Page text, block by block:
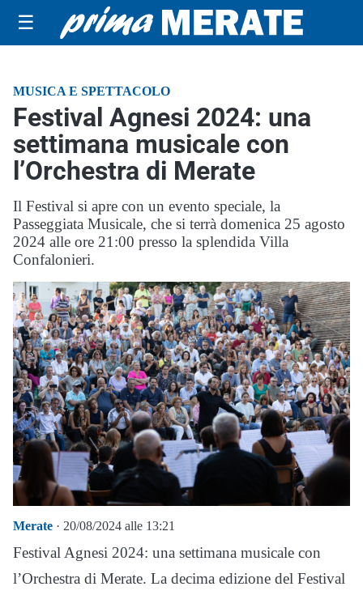
☰
MUSICA E SPETTACOLO
Festival Agnesi 2024: una
settimana musicale con
l’Orchestra di Merate
Il Festival si apre con un evento speciale, la
Passeggiata Musicale, che si terrà domenica 25 agosto
2024 alle ore 21:00 presso la splendida Villa
Confalonieri.
Merate · 20/08/2024 alle 13:21
Festival Agnesi 2024: una settimana musicale con
l’Orchestra di Merate. La decima edizione del Festival